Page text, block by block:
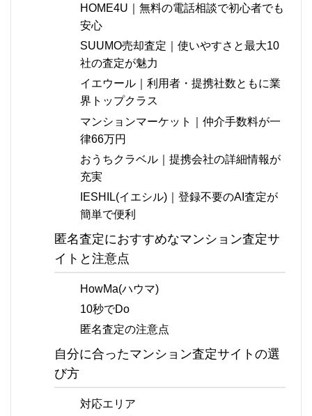
HOME4U｜無料の電話相談で初心者でも
安心
SUUMO売却査定｜使いやすさと最大10
社の査定が魅力
イエウール｜利用者・提携社数ともに業
界トップクラス
マンションマーケット｜仲介手数料が一
律66万円
おうちクラベル｜提携会社の詳細情報が
充実
IESHIL(イエシル)｜登録不要のAI査定が
簡単で便利
匿名査定におすすめなマンション査定サ
イトと注意点
HowMa(ハウマ)
10秒でDo
匿名査定の注意点
自分に合ったマンション査定サイトの選
び方
対応エリア